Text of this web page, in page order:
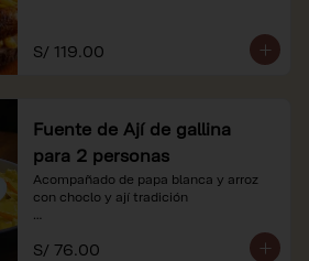
*Nuestros precios están expresados en
soles e incluyen impuestos de ley y
S/ 119.00
Fuente de Ají de gallina
para 2 personas
Acompañado de papa blanca y arroz
con choclo y ají tradición
*Nuestros precios están expresados en
soles e incluyen impuestos de ley y
S/ 76.00